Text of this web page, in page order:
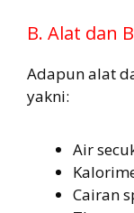
B. Alat dan
Adapun alat
yakni:
Air
Cairan